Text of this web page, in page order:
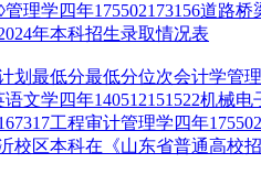
管理学四年175502173156道路
年本科招生录取情况表
划最低分最低分位次会计学管
语文学四年140512151522机械
工程审计管理学四年
校区本科在《山东省普通高校